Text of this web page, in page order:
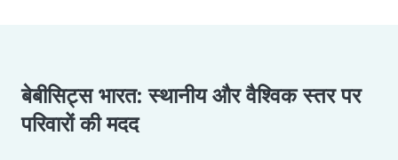
बेबीसिट्स भारत: स्थानीय और वैश्विक स्तर पर
परिवारों की मदद